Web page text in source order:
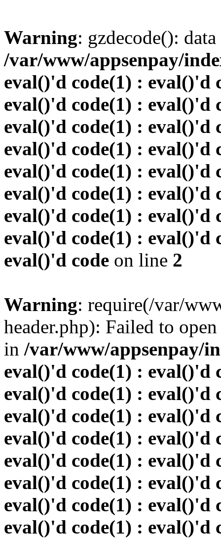
Warning: gzdecode():
/var/www/appsenpay/
eval()'d code(1) : eval()'d
eval()'d code(1) : eval()'d
eval()'d code(1) : eval()'d
eval()'d code(1) : eval()'d
eval()'d code(1) : eval()'d
eval()'d code(1) : eval()'d
eval()'d code(1) : eval()'d
eval()'d code(1) : eval()'d
eval()'d code on line 2
Warning: require(/var/
header.php): Failed to
in /var/www/appsenpay/
eval()'d code(1) : eval()'d
eval()'d code(1) : eval()'d
eval()'d code(1) : eval()'d
eval()'d code(1) : eval()'d
eval()'d code(1) : eval()'d
eval()'d code(1) : eval()'d
eval()'d code(1) : eval()'d
eval()'d code(1) : eval()'d